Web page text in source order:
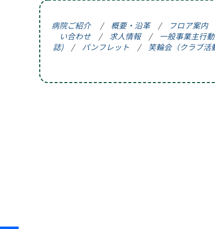
笑輪会（ク
撮影･録音等
病院ご紹介 / 概要・沿革/ フロア案内
い合わせ/ 求人情報/ 一般事業主行
誌)/ パンフレット / 笑輪会（クラブ活